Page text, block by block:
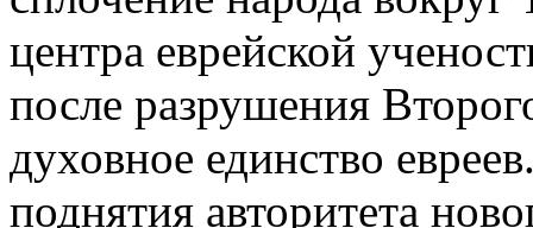
центра еврейской
после разрушения
духовное единство
поднятия авторитета